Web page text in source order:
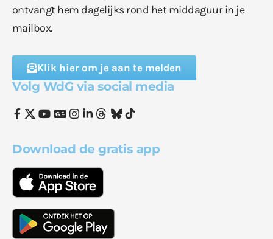
ontvangt hem dagelijks rond het middaguur in je
mailbox.
Klik hier om je aan te melden
Volg WdG via social media
Download de gratis app